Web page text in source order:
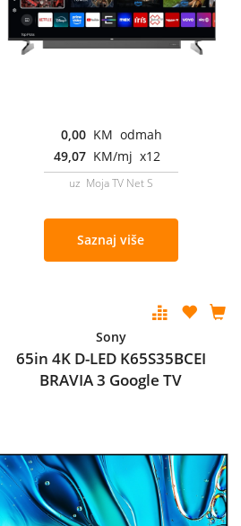
0,00 KM odmah
49,07 KM/mj x12
uz Moja TV Net S
Saznaj više
Sony
65in 4K D-LED K65S35BCEI
BRAVIA 3 Google TV